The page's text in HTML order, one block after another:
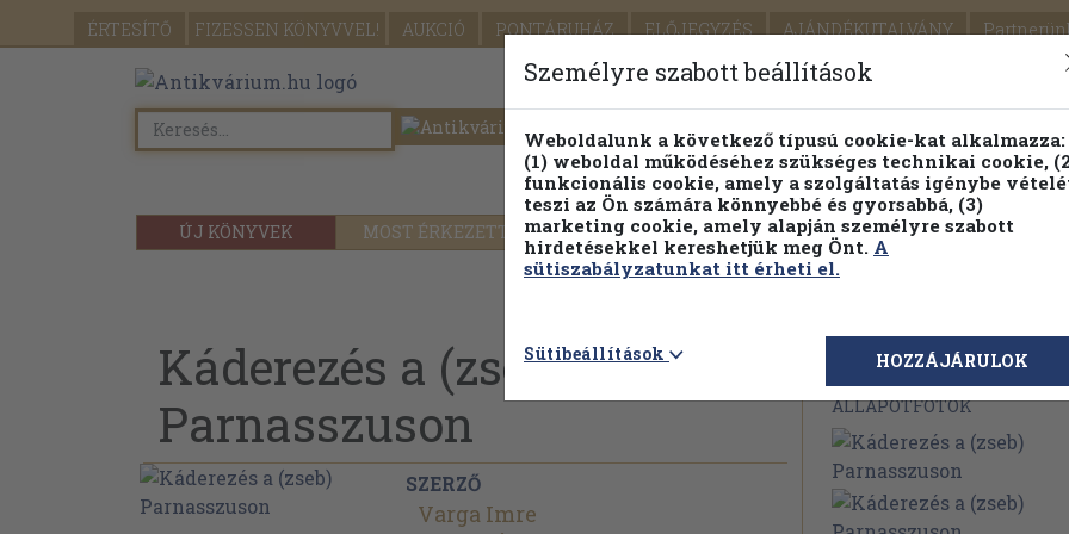
ÉRTESÍTŐ FIZESSEN KÖNYVVEL! AUKCIÓ PONTÁRUHÁZ ELŐJEGYZÉS AJÁNDÉKUTALVÁNY
SEGÍTSÉG
ÚJ KÖNYVEK MOST ÉRKEZETT PILLANATNYI ÁRAINK FENNTARTHATÓ
Részletes kereső Témaköri fa
Káderezés a (zseb)
Parnasszuson
SZERZŐ
Varga Imre
Megvásárolható
ÁLLAPOTFOTÓK
Személyre szabott beállítások
Weboldalunk a következő típusú cookie-kat alkalmazza:
(1) weboldal működéséhez szükséges technikai cookie,
funkcionális cookie, amely a szolgáltatás igénybe
teszi az Ön számára könnyebbé és gyorsabbá, (3)
marketing cookie, amely alapján személyre szabott
hirdetésekkel kereshetjük meg Önt. A
sütiszabályzatunkat itt érheti el.
Sütibeállítások HOZZÁJÁRULOK